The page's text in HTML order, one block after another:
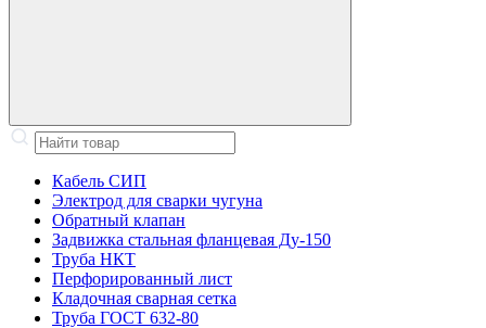
Кабель СИП
Электрод для сварки чугуна
Обратный клапан
Задвижка стальная фланцевая Ду-150
Труба НКТ
Перфорированный лист
Кладочная сварная сетка
Труба ГОСТ 632-80